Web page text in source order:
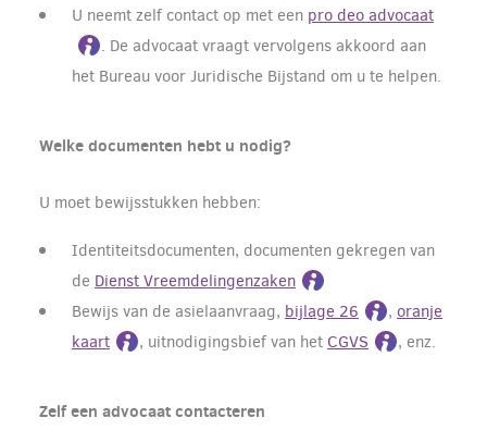
U neemt zelf contact op met een pro deo advocaat
. De advocaat vraagt vervolgens akkoord aan
het Bureau voor Juridische Bijstand om u te helpen.
Welke documenten hebt u nodig?
U moet bewijsstukken hebben:
Identiteitsdocumenten, documenten gekregen van
de Dienst Vreemdelingenzaken
Bewijs van de asielaanvraag, bijlage 26 , oranje
kaart
, uitnodigingsbief van het CGVS , enz.
Zelf een advocaat contacteren